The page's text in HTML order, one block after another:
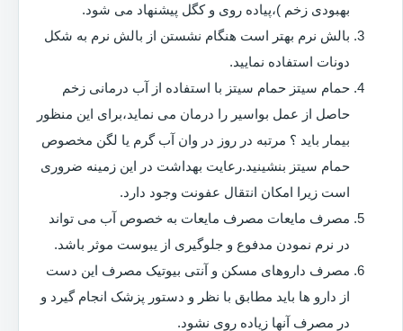
بهبودی زخم )،پیاده روی و کگل پیشنهاد می شود.
بالش نرم بهتر است هنگام نشستن از بالش نرم به شکل
دونات استفاده نمایید.
حمام سیتز حمام سیتز با استفاده از آب درمانی زخم
حاصل از عمل بواسیر را درمان می نماید،برای این منظور
بیمار باید ؟ مرتبه در روز در وان آب گرم یا لگن مخصوص
حمام سیتز بنشینید.رعایت بهداشت در این زمینه ضروری
است زیرا امکان انتقال عفونت وجود دارد.
مصرف مایعات مصرف مایعات به خصوص آب می تواند
در نرم نمودن مدفوع و جلوگیری از یبوست موثر باشد.
مصرف داروهای مسکن و آنتی بیوتیک مصرف این دست
از دارو ها باید مطابق با نظر و دستور پزشک انجام گیرد و
در مصرف آنها زیاده روی نشود.